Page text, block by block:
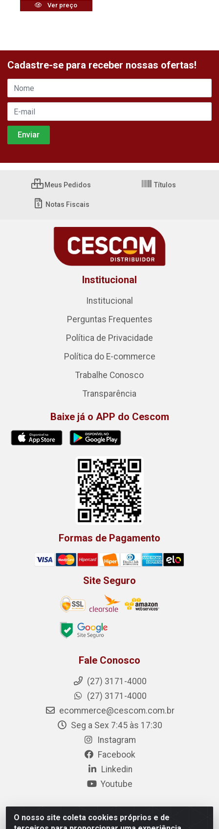
Ver preço
O nosso site coleta cookies próprios e de
Cadastre-se para receber nossas ofertas!
Meus Pedidos Títulos
Notas Fiscais
Institucional
Institucional
Perguntas Frequentes
Política de Privacidade
Política do E-commerce
Trabalhe Conosco
Transparência
Baixe já o APP do Cescom
Formas de Pagamento
Site Seguro
Fale Conosco
(27) 3171-4000
(27) 3171-4000
ecommerce@cescom.com.br
Seg a Sex 7:45 às 17:30
Instagram
Facebook
Linkedin
Youtube
Cescom Distribuidor - Rodovia BR 101, Km 163, S/N – Rio